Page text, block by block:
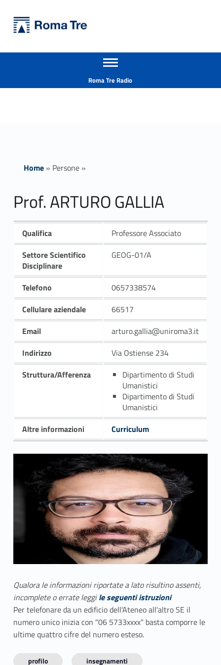
Prof. ARTURO GALLIA - Università Roma Tre
Apri il menu secondario
Roma Tre Radio
Home» Persone»
Prof. ARTURO GALLIA
Qualifica
Professore Associato
Settore Scientifico
Disciplinare
GEOG-01/A
Telefono
0657338574
Cellulare aziendale
66517
Email
arturo.gallia@uniroma3.it
Indirizzo
Via Ostiense 234
Struttura/Afferenza
Dipartimento di Studi
Umanistici
Dipartimento di Studi
Umanistici
Altre informazioni
Curriculum
Qualora le informazioni riportate a lato risultino assenti,
incomplete o errate leggile seguenti istruzioni
Per telefonare da un edificio dell'Ateneo all'altro SE il
numero unico inizia con "06 5733xxxx" basta comporre le
ultime quattro cifre del numero esteso.
profilo insegnamenti